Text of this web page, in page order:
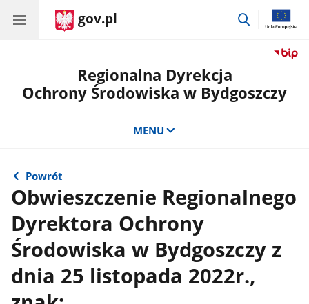
gov.pl
przejdź
Regionalna Dyrekcja
Ochrony Środowiska w Bydgoszczy
MENU
Powrót
Obwieszczenie Regionalnego
Dyrektora Ochrony
Środowiska w Bydgoszczy z
dnia 25 listopada 2022r.,